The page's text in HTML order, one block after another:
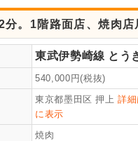
。1階路面店、焼肉店
東武伊勢崎線 とう
540,000円(税抜)
東京都墨田区 押上 詳
に表示
焼肉